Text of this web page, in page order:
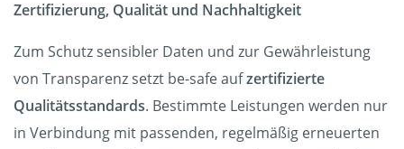
Zertifizierung, Qualität und Nachhaltigkeit
Zum Schutz sensibler Daten und zur Gewährleistung
von Transparenz setzt be-safe aufzertifizierte
Qualitätsstandards. Bestimmte Leistungen werden nur
in Verbindung mit passenden, regelmäßig erneuerten